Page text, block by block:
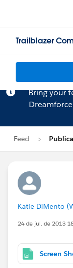
Trailblazer
Bring your
Feed
Katie DiMento
24 de jul. de 2013
Screen